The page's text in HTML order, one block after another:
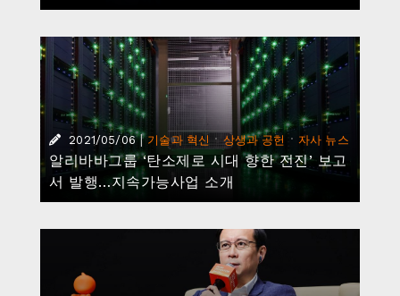
2021/05/06 | 기술과 혁신 ·상생과 공헌 · 자사 뉴스
알리바바그룹 ‘탄소제로 시대 향한 전진’ 보고
서 발행…지속가능사업 소개